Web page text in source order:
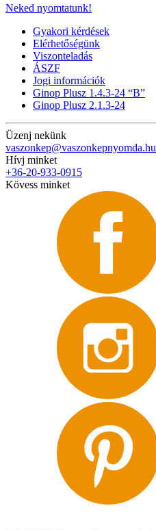
Neked nyomtatunk!
Gyakori kérdések
Elérhetőségünk
Viszonteladás
ÁSZF
Jogi információk
Ginop Plusz 1.4.3-24 “B”
Ginop Plusz 2.1.3-24
Üzenj nekünk
vaszonkep@vaszonkepnyomda.hu
Hívj minket
+36-20-933-0915
Kövess minket